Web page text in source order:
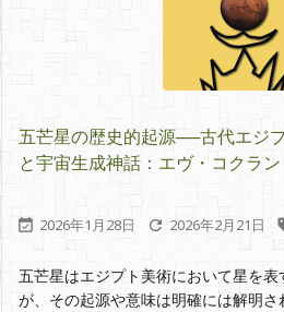
五芒星の歴史的起源──古代エジ
と宇宙生成神話：エヴ・コクラン
 2026年1月28日  2026年2月21日
五芒星はエジプト美術において星を
が、その起源や意味は明確には解明